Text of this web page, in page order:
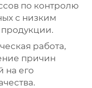
по контролю
с низким
работа,
причин
на его